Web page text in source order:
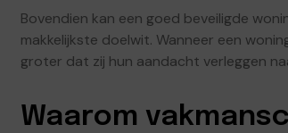
Bovendien kan een goed beveiligde
makkelijkste doelwit. Wanneer een
groter dat zij hun aandacht verleggen
Waarom